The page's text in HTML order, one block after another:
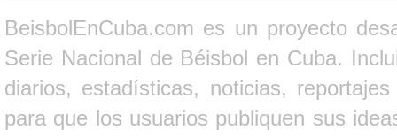
BeisbolEnCuba.com es un proyecto
Serie Nacional de Béisbol en Cuba.
diarios, estadísticas, noticias,
para que los usuarios publiquen sus